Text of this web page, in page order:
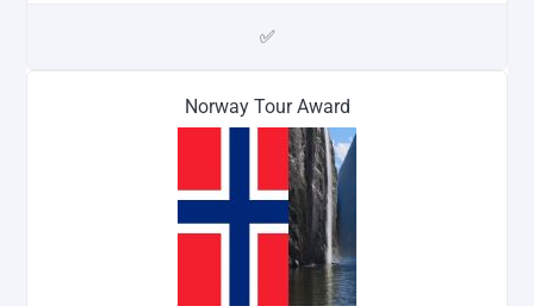
✅
Norway Tour Award